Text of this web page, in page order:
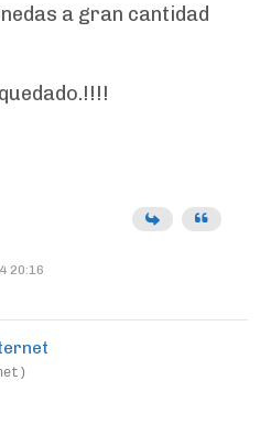
a gran cantidad
20:16